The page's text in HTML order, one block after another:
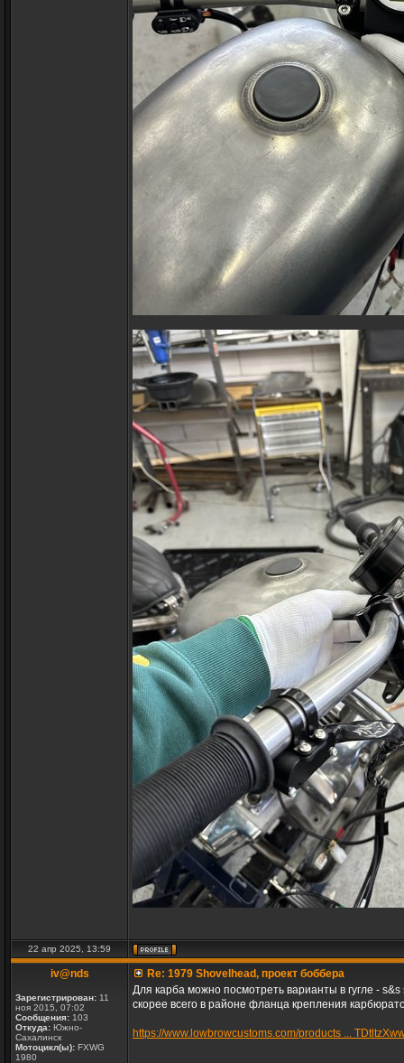
22 апр 2025, 13:59
iv@nds
Зарегистрирован: 11
ноя 2015, 07:02
Сообщения: 103
Откуда: Южно-
Сахалинск
Мотоцикл(ы): FXWG
1980
Re: 1979 Shovelhead, проект боббера
Для карба можно посмотреть варианты в гугле -
скорее всего в районе фланца крепления
https://www.lowbrowcustoms.com/products ...